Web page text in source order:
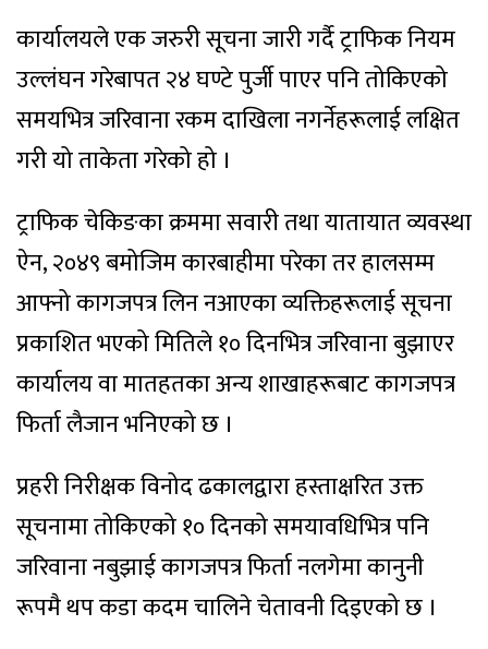
कार्यालयले एक जरुरी सूचना जारी गर्दै ट्राफिक नियम
उल्लंघन गरेबापत २४ घण्टे पुर्जी पाएर पनि तोकिएको
समयभित्र जरिवाना रकम दाखिला नगर्नेहरूलाई लक्षित
गरी यो ताकेता गरेको हो ।
ट्राफिक चेकिङका क्रममा सवारी तथा यातायात व्यवस्था
ऐन, २०४९ बमोजिम कारबाहीमा परेका तर हालसम्म
आफ्नो कागजपत्र लिन नआएका व्यक्तिहरूलाई सूचना
प्रकाशित भएको मितिले १० दिनभित्र जरिवाना बुझाएर
कार्यालय वा मातहतका अन्य शाखाहरूबाट कागजपत्र
फिर्ता लैजान भनिएको छ ।
प्रहरी निरीक्षक विनोद ढकालद्वारा हस्ताक्षरित उक्त
सूचनामा तोकिएको १० दिनको समयावधिभित्र पनि
जरिवाना नबुझाई कागजपत्र फिर्ता नलगेमा कानुनी
रूपमै थप कडा कदम चालिने चेतावनी दिइएको छ ।